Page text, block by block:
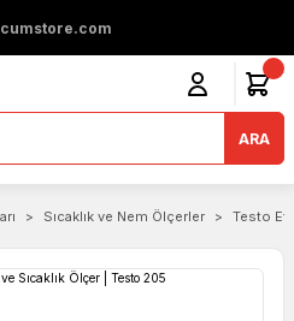
ARA
Sıcaklık ve Nem Ölçerler Testo Et